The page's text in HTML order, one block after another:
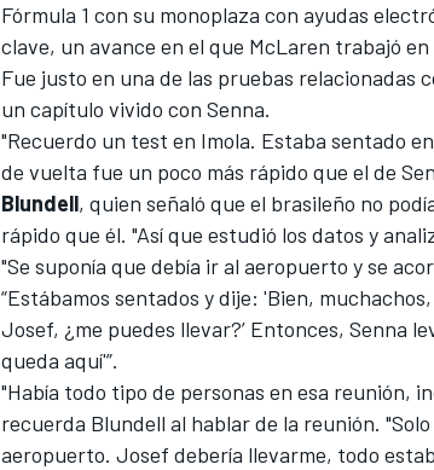
Fórmula 1 con su monoplaza con ayudas
clave, un avance en el que McLaren trabajó
Fue justo en una de las pruebas relacionadas
un capítulo vivido con Senna.
"Recuerdo un test en Imola. Estaba sentado
de vuelta fue un poco más rápido que el de
Blundell, quien señaló que el brasileño no
rápido que él. "Así que estudió los datos y
"Se suponía que debía ir al aeropuerto y se
“Estábamos sentados y dije: 'Bien,
Josef, ¿me puedes llevar?’ Entonces, Senna
queda aquí'”.
"Había todo tipo de personas en esa reunión,
recuerda Blundell al hablar de la reunión.
aeropuerto. Josef debería llevarme, todo